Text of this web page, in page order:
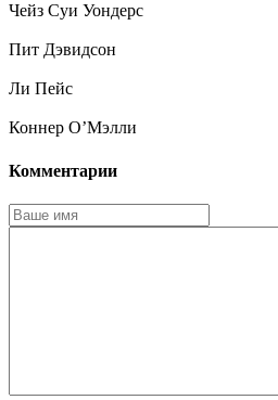
Чейз Суи Уондерс
Пит Дэвидсон
Ли Пейс
Коннер О’Мэлли
Комментарии